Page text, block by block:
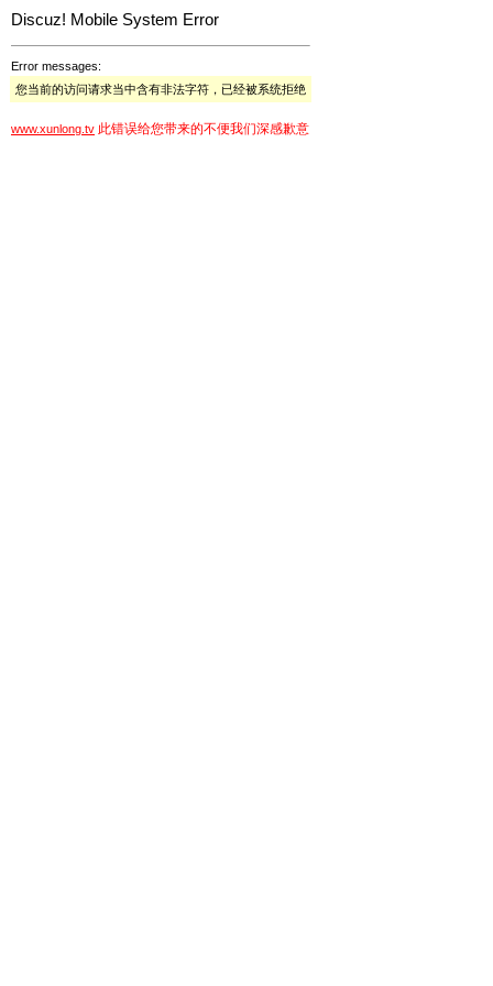
Discuz! Mobile System Error
Error messages:
您当前的访问请求当中含有非法字符，已经被系统拒绝
www.xunlong.tv 此错误给您带来的不便我们深感歉意